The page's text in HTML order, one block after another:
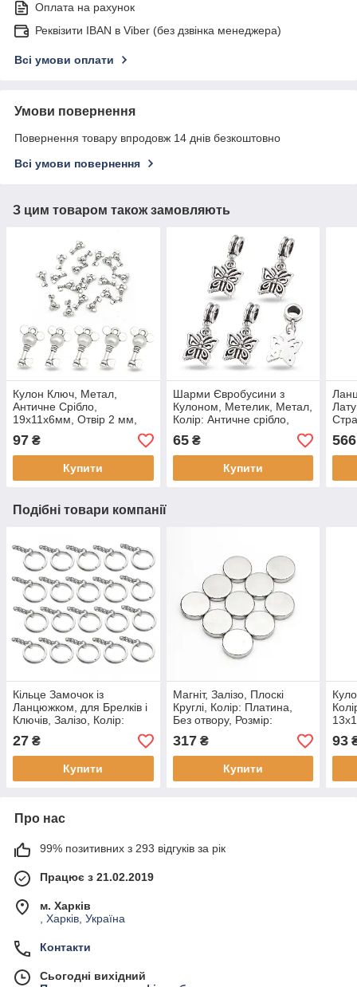
Оплата на рахунок
Реквізити IBAN в Viber (без дзвінка менеджера)
Всі умови оплати
Умови повернення
Повернення товару впродовж 14 днів безкоштовно
Всі умови повернення
З цим товаром також замовляють
Кулон Ключ, Метал,
Античне Срібло,
19х11х6мм, Отвір 2 мм,
(20 шт)
97 ₴
Купити
Шарми Євробусини з
Кулоном, Метелик, Метал,
Колір: Античне срібло,
Розмір: 27х11.5мм, Отвір 5
мм, (5 шт)
65₴
Купити
566
Подібні товари компанії
Кільце Замочок із
Ланцюжком, для Брелків і
Ключів, Залізо, Колір:
Платина, Розмір: 30х2мм,
(5 шт)
27 ₴
Купити
Магніт, Залізо, Плоскі
Круглі, Колір: Платина,
Без отвору, Розмір:
317₴
Купити
93
Про нас
99% позитивних з 293 відгуків за рік
Працює з 21.02.2019
м. Харків
, Харків, Україна
Контакти
Сьогодні вихідний